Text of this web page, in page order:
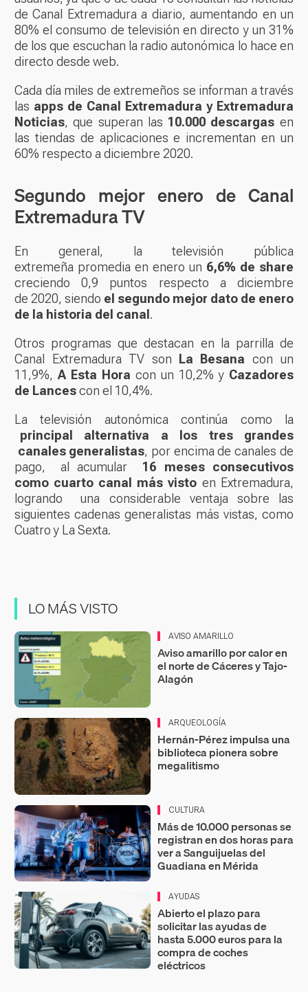
de Canal Extremadura a diario, aumentando en un
80% el consumo de televisión en directo y un 31%
de los que escuchan la radio autonómica lo hace en
directo desde web.
Cada día miles de extremeños se informan a través
las apps de Canal Extremadura y Extremadura
Noticias, que superan las 10.000 descargas en
las tiendas de aplicaciones e incrementan en un
60% respecto a diciembre 2020.
Segundo mejor enero de Canal
Extremadura TV
En general, la televisión pública
extremeña promedia en enero un 6,6% de share
creciendo 0,9 puntos respecto a diciembre
de 2020, siendo el segundo mejor dato de enero
de la historia del canal .
Otros programas que destacan en la parrilla de
Canal Extremadura TV son
La Besana con un
11,9%, A Esta Hora con un 10,2% y Cazadores
de Lancescon el 10,4%.
La televisión autonómica continúa como la
principal alternativa a los tres grandes
canales generalistas, por encima de canales de
pago, al acumular 16 meses consecutivos
como cuarto canal más visto en Extremadura,
logrando una considerable ventaja sobre las
siguientes cadenas generalistas más vistas, como
Cuatro y La Sexta.
LO MÁS VISTO
AVISO AMARILLO
Aviso amarillo por calor en
el norte de Cáceres y Tajo-
Alagón
ARQUEOLOGÍA
Hernán-Pérez impulsa una
biblioteca pionera sobre
megalitismo
CULTURA
Más de 10.000 personas se
registran en dos horas para
ver a Sanguijuelas del
Guadiana en Mérida
AYUDAS
Abierto el plazo para
solicitar las ayudas de
hasta 5.000 euros para la
compra de coches
eléctricos